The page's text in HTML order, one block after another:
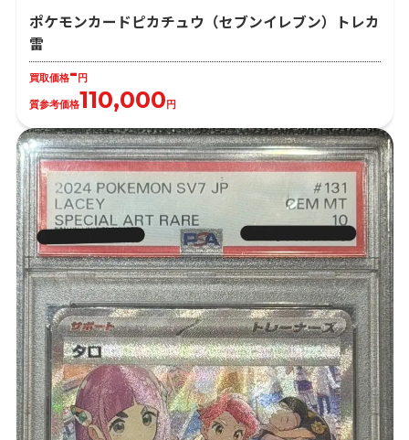
ポケモンカードピカチュウ（セブンイレブン）トレカ
雷
買取価格-円
質参考価格110,000円